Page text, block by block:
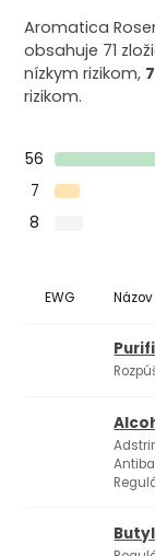
Aromatica
obsahuje 71
nízkym rizikom,
rizikom.
56
7
8
EWG